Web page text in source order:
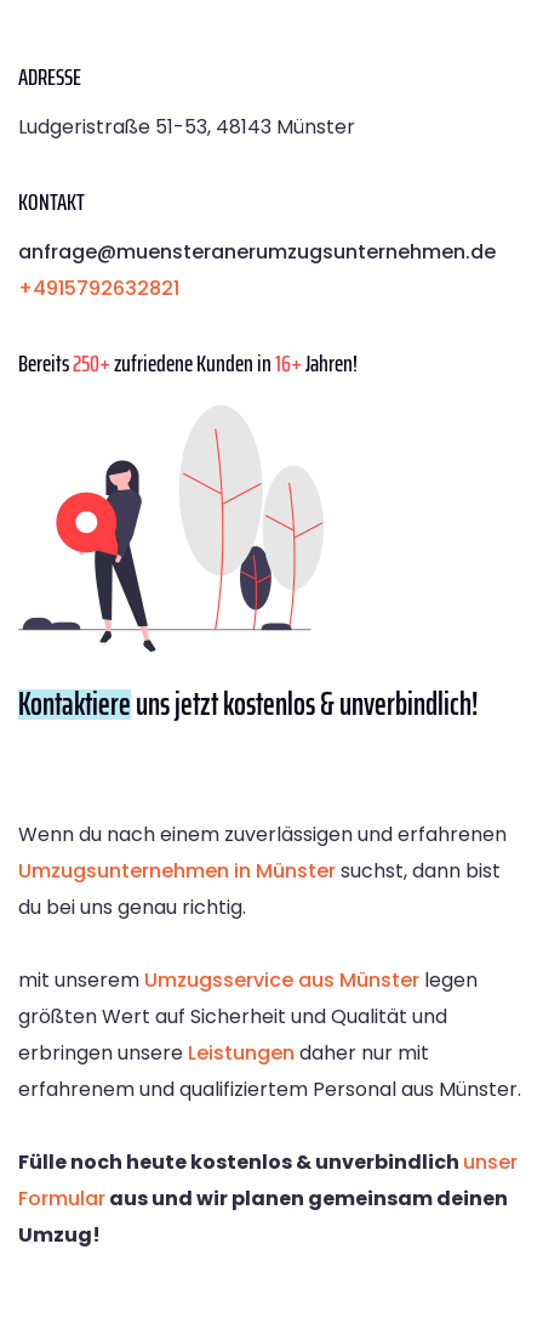
ADRESSE
Ludgeristraße 51-53, 48143 Münster
KONTAKT
anfrage@muensteranerumzugsunternehmen.de
+4915792632821
Bereits250+zufriedene Kunden in16+Jahren!
Kontaktiereuns jetzt kostenlos & unverbindlich!
Wenn du nach einem zuverlässigen und erfahrenen
Umzugsunternehmen in Münstersuchst, dann bist
du bei uns genau richtig.
mit unserem Umzugsservice aus Münster legen
größten Wert auf Sicherheit und Qualität und
erbringen unsere Leistungen daher nur mit
erfahrenem und qualifiziertem Personal aus Münster.
Fülle noch heute kostenlos & unverbindlich unser
Formularaus und wir planen gemeinsam deinen
Umzug!